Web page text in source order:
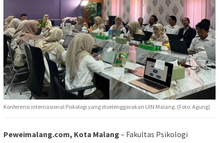
Konferensi internasional Psikologi yang diselenggarakan UIN Malang. (Foto: Agung)
Peweimalang.com, Kota Malang – Fakultas Psikologi